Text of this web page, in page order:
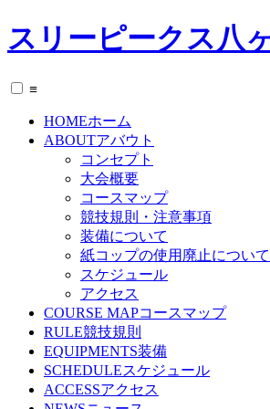
スリーピークス八
≡
HOMEホーム
ABOUTアバウト
コンセプト
大会概要
コースマップ
競技規則・注意事項
装備について
紙コップの使用廃止について
スケジュール
アクセス
COURSE MAPコースマップ
RULE競技規則
EQUIPMENTS装備
SCHEDULEスケジュール
ACCESSアクセス